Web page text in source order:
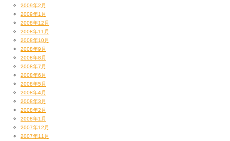
2009年2月
2009年1月
2008年12月
2008年11月
2008年10月
2008年9月
2008年8月
2008年7月
2008年6月
2008年5月
2008年4月
2008年3月
2008年2月
2008年1月
2007年12月
2007年11月